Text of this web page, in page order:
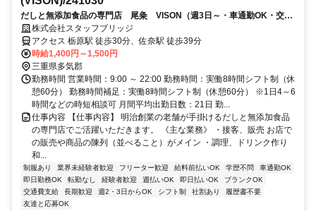
だしと無添加食品の専門店 尾粂 VISON（週3日～・車通勤OK・交通
費全額支給）
株式会社スタッフブリッジ
アクセス 栃原駅 徒歩30分、佐奈駅 徒歩39分
時給1,400円～1,500円
三重県多気郡
勤務時間 営業時間：9:00 ～ 22:00 勤務時間：実働8時間シフト制（休
憩60分） 勤務時間補足：実働8時間シフト制（休憩60分） ※1日4～6
時間などの時短相談可 月間平均出勤日数：21日 勤...
仕事内容 【仕事内容】 明治創業の老舗が手掛けるだしと無添加食品
の専門店でご活躍いただきます。 《主な業務》 ・接客、販売 お店で
の販売や商品の陳列（並べること）がメイン ・調理、ドリンク作り
和...
制服あり 業界未経験者歓迎 フリーター歓迎 給料前払いOK 学歴不問
車通勤OK
即日勤務OK
転勤なし 経験者歓迎 週払いOK 即日払いOK
ブランクOK
交通費支給
長期歓迎 週2・3日からOK シフト制 社割あり
履歴書不要
友達と応募OK